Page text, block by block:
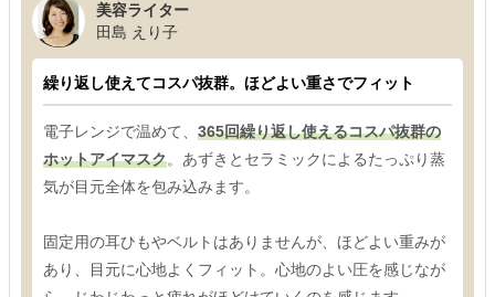
美容ライター
田島 えり子
繰り返し使えてコスパ抜群。ほどよい重さでフィット
電子レンジで温めて、 365回繰り返し使えるコスパ抜群の
ホットアイマスク。あずきとセラミックによるたっぷり蒸
気が目元全体を包み込みます。
固定用の耳ひもやベルトはありませんが、ほどよい重みが
あり、目元に心地よくフィット。心地のよい圧を感じなが